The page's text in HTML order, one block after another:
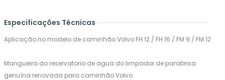
Especificações Técnicas
Aplicação no modelo de caminhão Volvo FH 12 / FH 16 / FM 9 / FM 12
Mangueira do reservatorio de agua do limpador de parabrisa
genuína renovada para caminhão Volvo